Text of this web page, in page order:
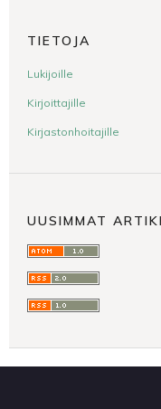
TIETOJA
Lukijoille
Kirjoittajille
Kirjastonhoitajille
UUSIMMAT